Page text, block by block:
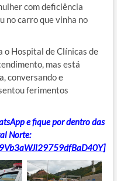
com deficiência
no carro que vinha no
o Hospital de Clínicas de
mas está
conversando e
ferimentos
e fique por dentro das
Norte:
]